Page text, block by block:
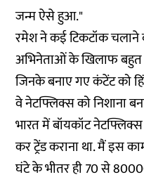
जन्म ऐसे हुआ."
रमेश ने कई टिकटॉक चलाने
अभिनेताओं के खिलाफ
जिनके बनाए गए कंटेंट को
वे नेटफ्लिक्स को निशाना
भारत में बॉयकॉट नेटफ्लिक्स
कर ट्रेंड कराना था. मैं इस
घंटे के भीतर ही 70 से